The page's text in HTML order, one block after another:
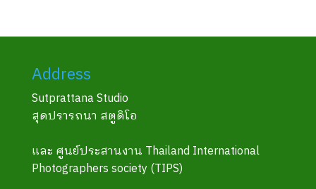
Address
Sutprattana Studio
สุดปรารถนา สตูดิโอ
และ ศูนย์ประสานงาน Thailand International
Photographers society (TIPS)